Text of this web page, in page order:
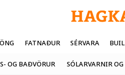
FATNAÐUR SÉRVARA
OG BAÐVÖRUR SÓLARVARNIR